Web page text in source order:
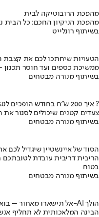
מהפכת הרובוטיקה לבית
מהפכת הניקיון החכם: כל הבית
בשיתוף רונלייט
הטעויות שיחתכו לכם את קצבת
ממשיכת כספים ועד חוסר
בשיתוף מנורה מבטחים
איך 200 ש"ח בחודש הופכים ל140 אלף ?
צעדים קטנים שיכולים לסגור את
בשיתוף מנורה מבטחים
הסוד של איינשטיין שיגדיל לכם
הריבית דריבית עובדת
בטוח
בשיתוף מנורה מבטחים
אל תישארו מאחור – בואו לגלות לאן ה-AI הולך
הבינה המלאכותית לא תחליף